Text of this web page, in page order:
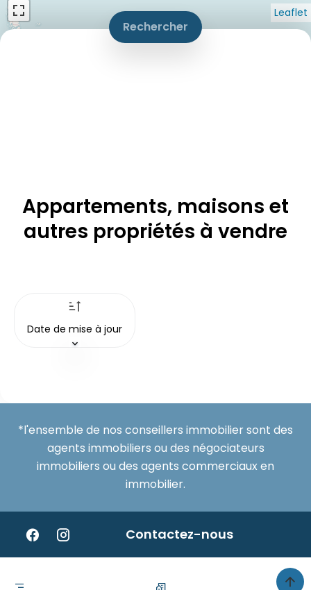
Rechercher
Leaflet
Appartements, maisons et
autres propriétés à vendre
Date de mise à jour
*l'ensemble de nos conseillers immobilier sont des
agents immobiliers ou des négociateurs
immobiliers ou des agents commerciaux en
immobilier.
Contactez-nous